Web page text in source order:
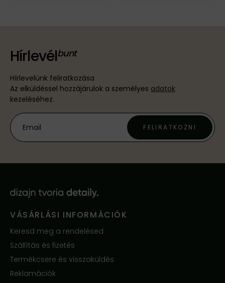
Hírlevél
Hírlevelünk feliratkozása
Az elküldéssel hozzájárulok a személyes adatok
kezeléséhez.
FELIRATKOZNI
VÁSÁRLÁSI INFORMÁCIÓK
Keresd meg a rendelésed
Szállítás és fizetés
Termékcsere és visszaküldés
Reklamációk